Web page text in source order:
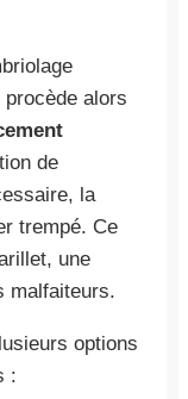
alors
de
la
trempé. Ce
une
malfaiteurs.
options
: